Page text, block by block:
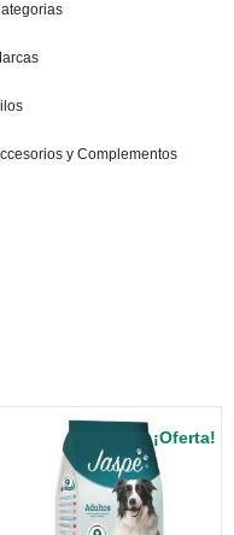
y Complementos
¡Oferta!